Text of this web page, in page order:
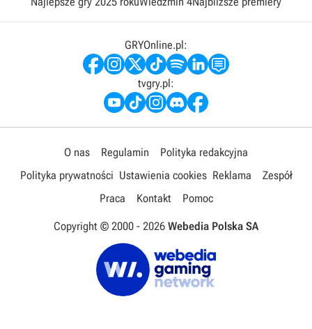
GRYOnline.pl:
tvgry.pl:
O nas Regulamin
Polityka redakcyjna
Polityka prywatności Ustawienia cookies Reklama
Zespół
Praca
Kontakt Pomoc
Copyright © 2000 - 2026 Webedia Polska SA